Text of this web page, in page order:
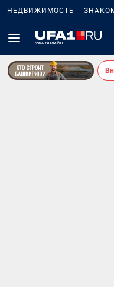
НЕДВИЖИМОСТЬ